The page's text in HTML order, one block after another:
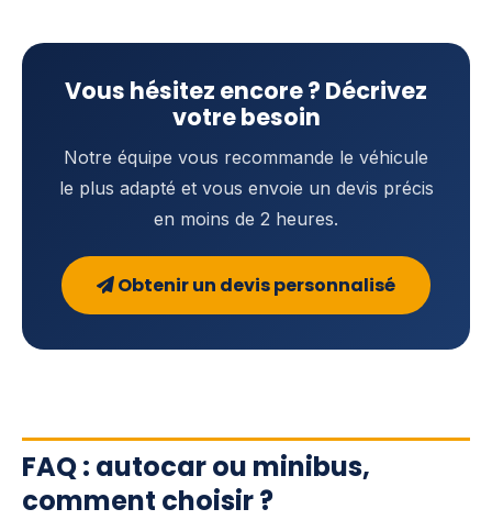
Vous hésitez encore ? Décrivez
votre besoin
Notre équipe vous recommande le véhicule
le plus adapté et vous envoie un devis précis
en moins de 2 heures.
Obtenir un devis personnalisé
FAQ : autocar ou minibus,
comment choisir ?